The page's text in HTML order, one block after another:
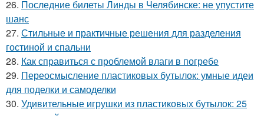
26. Последние билеты Линды в Челябинске: не упустите
шанс
27. Стильные и практичные решения для разделения
гостиной и спальни
28. Как справиться с проблемой влаги в погребе
29. Переосмысление пластиковых бутылок: умные идеи
для поделки и самоделки
30. Удивительные игрушки из пластиковых бутылок: 25